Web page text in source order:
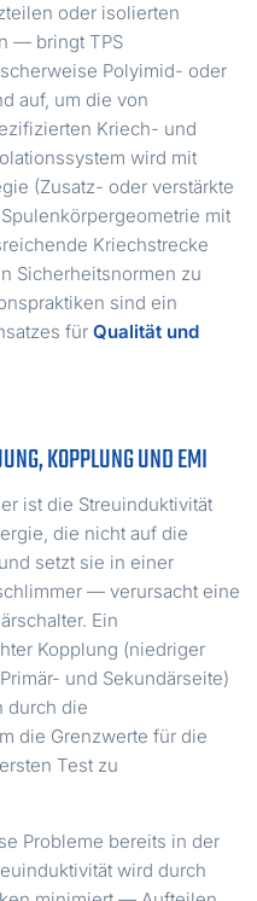
oder isolierten
— bringt TPS
Polyimid- oder
auf, um die von
Kriech- und
wird mit
(Zusatz- oder verstärkte
mit
Kriechstrecke
Sicherheitsnormen zu
sind ein
fürQualität und
KOPPLUNG UND EMI
ist die Streuinduktivität
die nicht auf die
setzt sie in einer
— verursacht eine
Ein
Kopplung (niedriger
und Sekundärseite)
durch die
die Grenzwerte für die
Test zu
Probleme bereits in der
wird durch